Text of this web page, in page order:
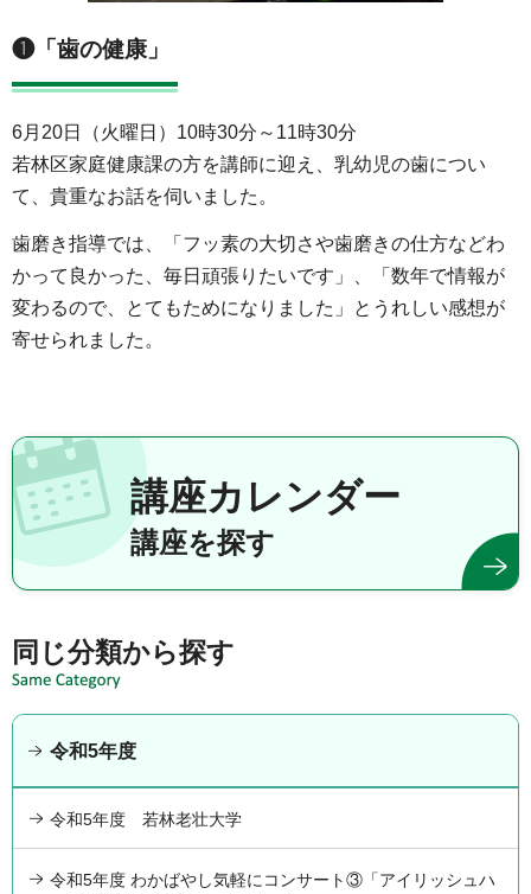
❶「歯の健康」
6月20日（火曜日）10時30分～11時30分
若林区家庭健康課の方を講師に迎え、乳幼児の歯につい
て、貴重なお話を伺いました。
歯磨き指導では、「フッ素の大切さや歯磨きの仕方などわ
かって良かった、毎日頑張りたいです」、「数年で情報が
変わるので、とてもためになりました」とうれしい感想が
寄せられました。
講座カレンダー
講座を探す
同じ分類から探す
令和5年度
令和5年度 若林老壮大学
令和5年度 わかばやし気軽にコンサート③「アイリッシュハ